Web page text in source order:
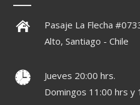
Pasaje La Flecha
Alto, Santiago - Chile
Jueves 20:00 hrs.
Domingos 11:00 hrs y